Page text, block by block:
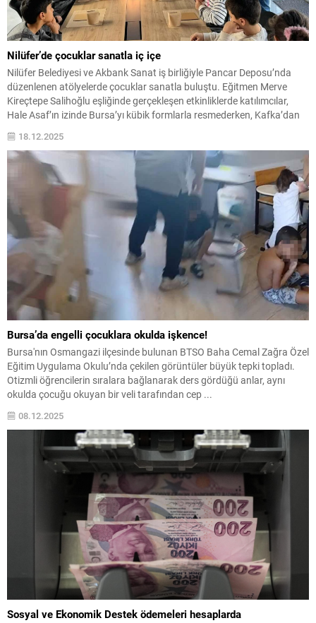
Nilüfer’de çocuklar sanatla iç içe
Nilüfer Belediyesi ve Akbank Sanat iş birliğiyle Pancar Deposu’nda
düzenlenen atölyelerde çocuklar sanatla buluştu. Eğitmen Merve
Kireçtepe Salihoğlu eşliğinde gerçekleşen etkinliklerde katılımcılar,
Hale Asaf’ın izinde Bursa’yı kübik formlarla resmederken, Kafka’dan
ilhamla kendi hayali tasarımlarını oluşturdu. Nilüfer Belediyesi, kentin
kültür sanat yaşamını zenginleştiren etkinliklerine Pancar Deposu’nda
devam ediyor. Akbank Sanat iş...
18.12.2025
Bursa’da engelli çocuklara okulda işkence!
Bursa'nın Osmangazi ilçesinde bulunan BTSO Baha Cemal Zağra Özel
Eğitim Uygulama Okulu’nda çekilen görüntüler büyük tepki topladı.
Otizmli öğrencilerin sıralara bağlanarak ders gördüğü anlar, aynı
okulda çocuğu okuyan bir veli tarafından cep ...
08.12.2025
Sosyal ve Ekonomik Destek ödemeleri hesaplarda